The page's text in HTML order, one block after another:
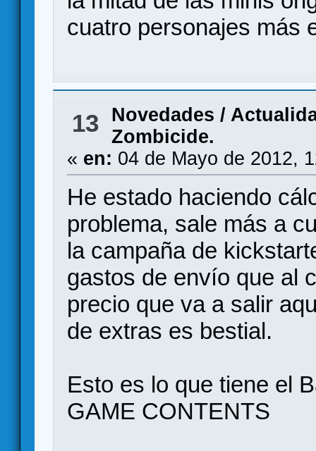
cuatro personajes más
13
Novedades /
Zombicide.
« en: 04 de Mayo de 2012,
He estado haciendo
problema, sale más a
la campaña de
gastos de envío que al
precio que va a salir
de extras es bestial.
Esto es lo que tiene el
GAME CONTENTS